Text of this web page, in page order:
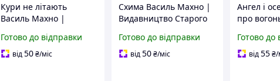
Кури не літають
Василь Махно |
Лева, книга
українською, нова,
Готово до відправки
від50₴/міс
Схима Василь Махно |
Видавництво Старого
українською, нова,
тверда
Готово до відправки
від50₴/міс
Ангел і
про
Лева,
Готово до
від55 ₴/